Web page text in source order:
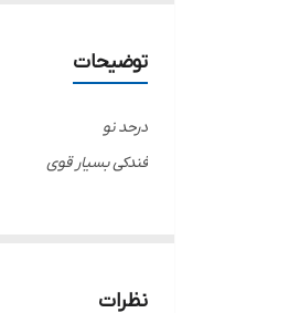
توضیحات
درحد نو
فندکی بسیار قوی
نظرات